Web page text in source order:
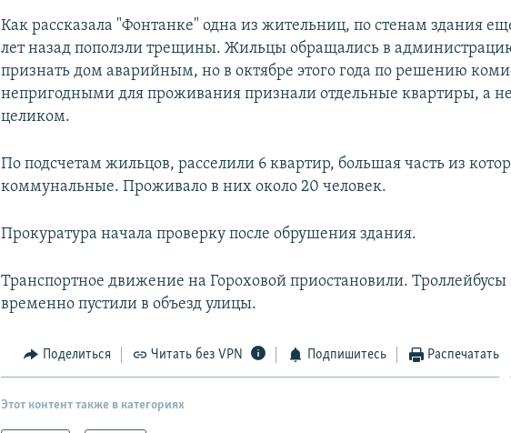
Как рассказала "Фонтанке" одна из жительниц, по стенам здания
лет назад поползли трещины. Жильцы обращались в
признать дом аварийным, но в октябре этого года по решению
непригодными для проживания признали отдельные квартиры, а
целиком.
По подсчетам жильцов, расселили 6 квартир, большая часть из
коммунальные. Проживало в них около 20 человек.
Прокуратура начала проверку после обрушения здания.
Транспортное движение на Гороховой приостановили. Троллейбусы
временно пустили в объезд улицы.
Поделиться Читать без VPN Подпишитесь Распечатать
Этот контент также в категориях